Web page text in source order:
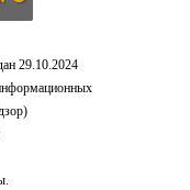
29.10.2024